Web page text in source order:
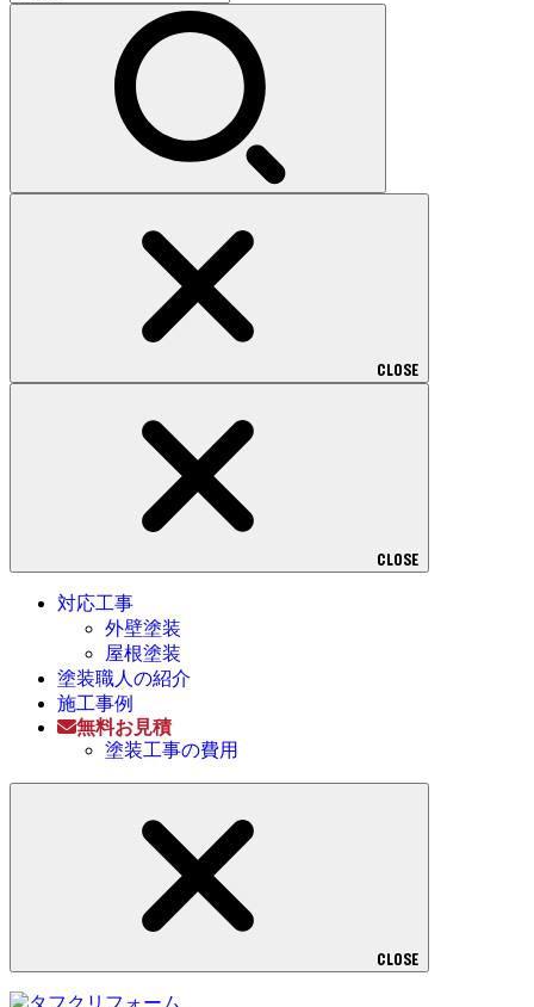
索:
CLOSE
CLOSE
対応工事
外壁塗装
屋根塗装
塗装職人の紹介
施工事例
無料お見積
塗装工事の費用
CLOSE